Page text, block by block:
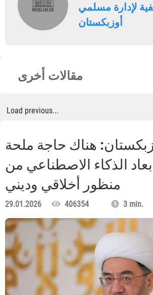
لإدارة مسلمي
أوزبكستان
مقالات أخرى
Load previous...
هناك حاجة ملحة
الذكاء الاصطناعي من
منظور أخلاقي وديني
29.01.2026 406354 3 min.